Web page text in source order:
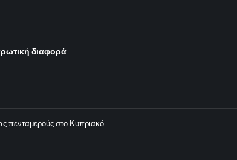
διαφορά
πενταμερούς στο Κυπριακό